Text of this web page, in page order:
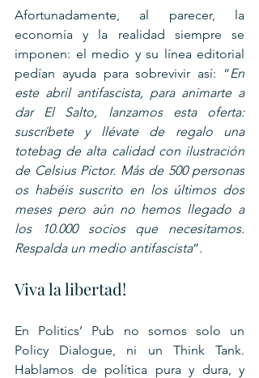
Afortunadamente, al parecer, la
economía y la realidad siempre se
imponen: el medio y su línea editorial
pedían ayuda para sobrevivir así: “En
este abril antifascista, para animarte a
dar El Salto, lanzamos esta oferta:
suscríbete y llévate de regalo una
totebag de alta calidad con ilustración
de Celsius Pictor. Más de 500 personas
os habéis suscrito en los últimos dos
meses pero aún no hemos llegado a
los 10.000 socios que necesitamos.
Respalda un medio antifascista”.
Viva la libertad!
En Politics’ Pub no somos solo un
Policy Dialogue, ni un Think Tank.
Hablamos de política pura y dura, y